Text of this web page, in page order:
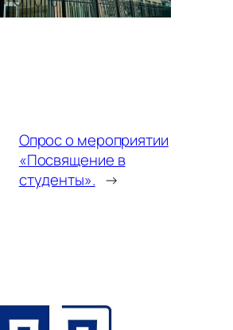
Опрос о мероприятии
«Посвящение в
студенты». →